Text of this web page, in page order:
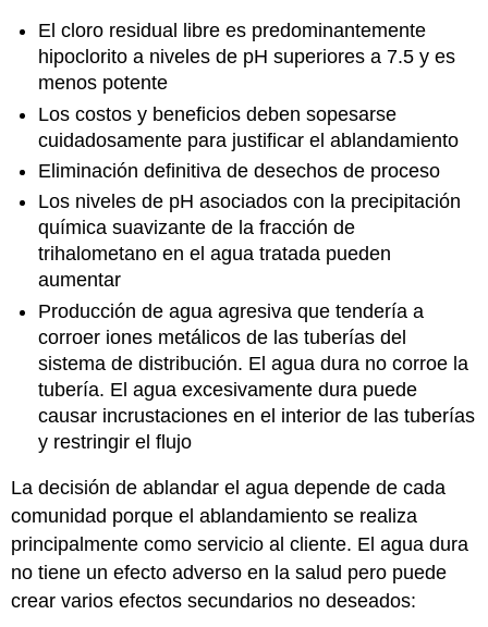
El cloro residual libre es predominantemente
hipoclorito a niveles de pH superiores a 7.5 y es
menos potente
Los costos y beneficios deben sopesarse
cuidadosamente para justificar el ablandamiento
Eliminación definitiva de desechos de proceso
Los niveles de pH asociados con la precipitación
química suavizante de la fracción de
trihalometano en el agua tratada pueden
aumentar
Producción de agua agresiva que tendería a
corroer iones metálicos de las tuberías del
sistema de distribución. El agua dura no corroe la
tubería. El agua excesivamente dura puede
causar incrustaciones en el interior de las tuberías
y restringir el flujo
La decisión de ablandar el agua depende de cada
comunidad porque el ablandamiento se realiza
principalmente como servicio al cliente. El agua dura
no tiene un efecto adverso en la salud pero puede
crear varios efectos secundarios no deseados: